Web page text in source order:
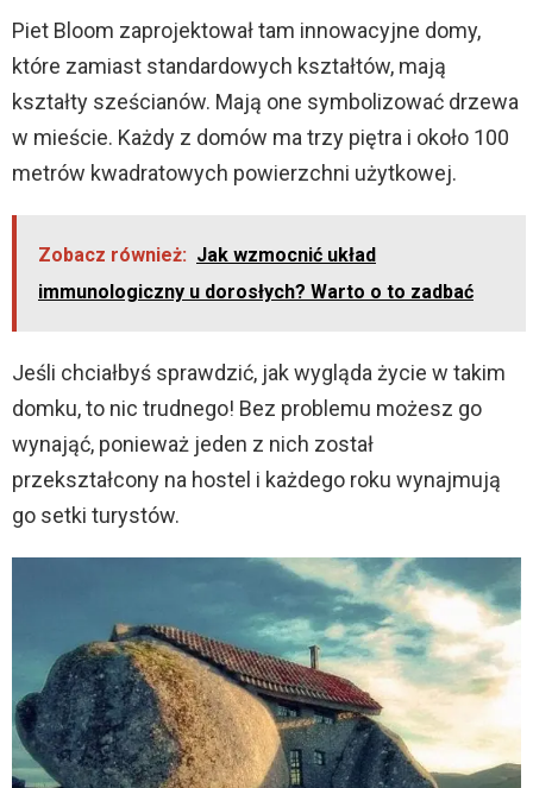
Piet Bloom zaprojektował tam innowacyjne domy,
które zamiast standardowych kształtów, mają
kształty sześcianów. Mają one symbolizować drzewa
w mieście. Każdy z domów ma trzy piętra i około 100
metrów kwadratowych powierzchni użytkowej.
Zobacz również: Jak wzmocnić układ
immunologiczny u dorosłych? Warto o to zadbać
Jeśli chciałbyś sprawdzić, jak wygląda życie w takim
domku, to nic trudnego! Bez problemu możesz go
wynająć, ponieważ jeden z nich został
przekształcony na hostel i każdego roku wynajmują
go setki turystów.